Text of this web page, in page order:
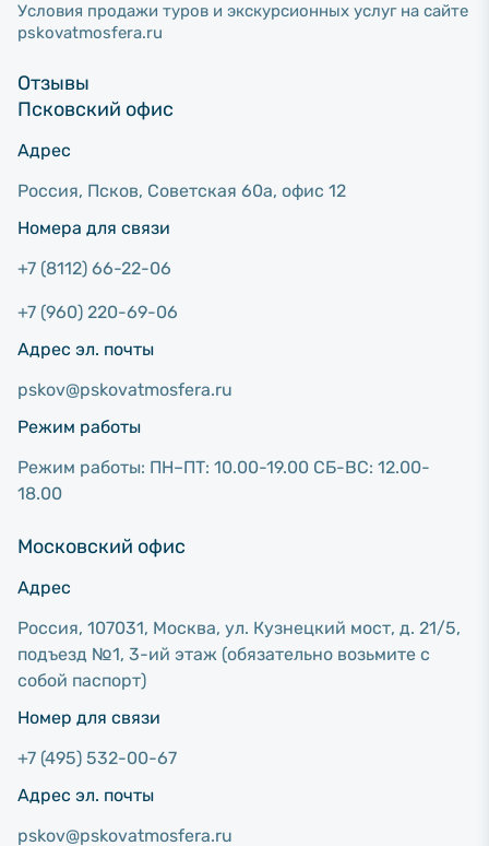
Условия продажи туров и экскурсионных услуг на сайте
pskovatmosfera.ru
Отзывы
Псковский офис
Адрес
Россия, Псков, Советcкая 60а, офис 12
Номера для связи
+7 (8112) 66-22-06
+7 (960) 220-69-06
Адрес эл. почты
pskov@pskovatmosfera.ru
Режим работы
Режим работы: ПН–ПТ: 10.00-19.00 СБ-ВС: 12.00-
18.00
Московский офис
Адрес
Россия, 107031, Москва, ул. Кузнецкий мост, д. 21/5,
подъезд №1, 3-ий этаж (обязательно возьмите с
собой паспорт)
Номер для связи
+7 (495) 532-00-67
Адрес эл. почты
pskov@pskovatmosfera.ru